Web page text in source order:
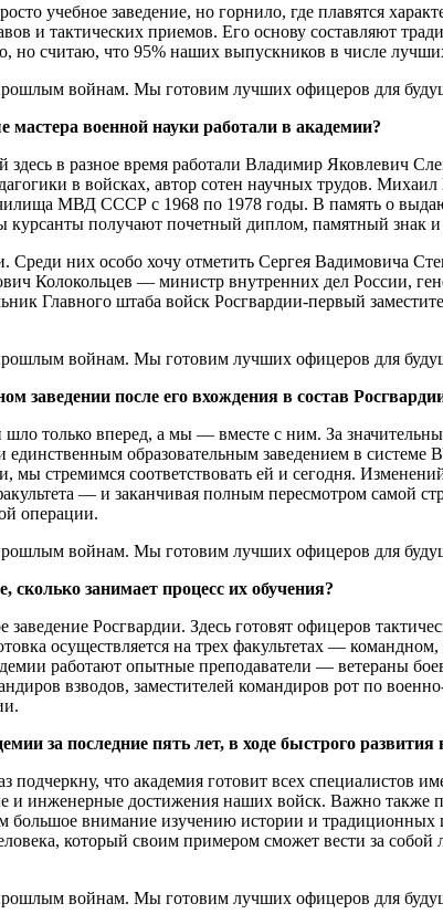
учебное заведение, но горнило, где плавятся
и тактических приемов. Его основу составляют
но считаю, что 95% наших выпускников в числе
военной науки работали в академии?
здесь в разное время работали Владимир
в войсках, автор сотен научных трудов.
МВД СССР с 1968 по 1978 годы. В память о
получают почетный диплом, памятный знак и
них особо хочу отметить Сергея Вадимовича
Колокольцев — министр внутренних дел России,
Главного штаба войск Росгвардии-первый
после его вхождения в состав
только вперед, а мы — вместе с ним. За
образовательным заведением в
мы стремимся соответствовать ей и сегодня.
— и заканчивая полным пересмотром самой
операции.
занимает процесс их обучения?
Росгвардии. Здесь готовят офицеров
осуществляется на трех факультетах —
работают опытные преподаватели — ветераны
взводов, заместителей командиров рот по
за последние пять лет, в ходе быстрого
подчеркну, что академия готовит всех
и инженерные достижения наших войск. Важно
внимание изучению истории и традиционных
который своим примером сможет вести за